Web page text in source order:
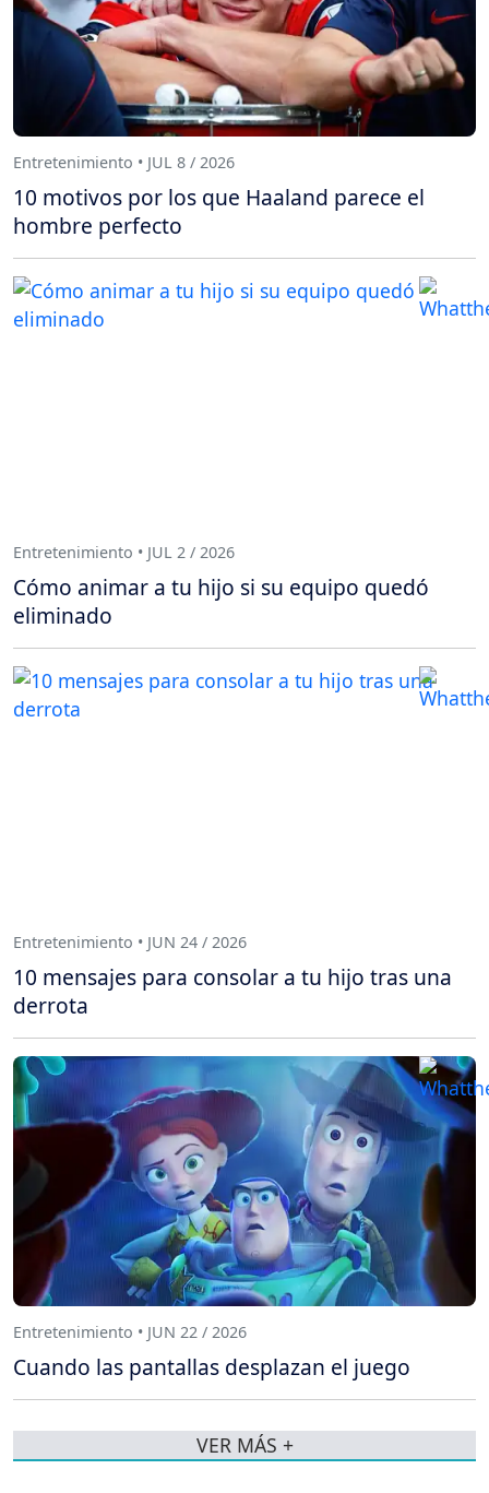
Entretenimiento • JUL 8 / 2026
10 motivos por los que Haaland parece el
hombre perfecto
Entretenimiento • JUL 2 / 2026
Cómo animar a tu hijo si su equipo quedó
eliminado
Entretenimiento • JUN 24 / 2026
10 mensajes para consolar a tu hijo tras una
derrota
Entretenimiento • JUN 22 / 2026
Cuando las pantallas desplazan el juego
VER MÁS +